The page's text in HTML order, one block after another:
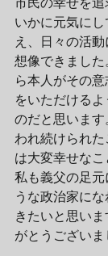
いかに元気に
え、日々の活
想像できまし
ら本人がその
をいただける
のだと思いま
われ続けられ
は大変幸せなこ
私も義父の足
うな政治家に
きたいと思い
がとうございま